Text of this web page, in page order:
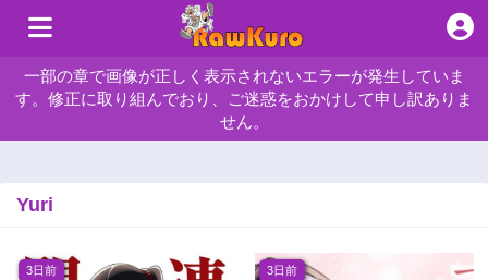
一部の章で画像が正しく表示されないエラーが発生していま
す。修正に取り組んでおり、ご迷惑をおかけして申し訳ありま
せん。
Yuri
3日前 3日前